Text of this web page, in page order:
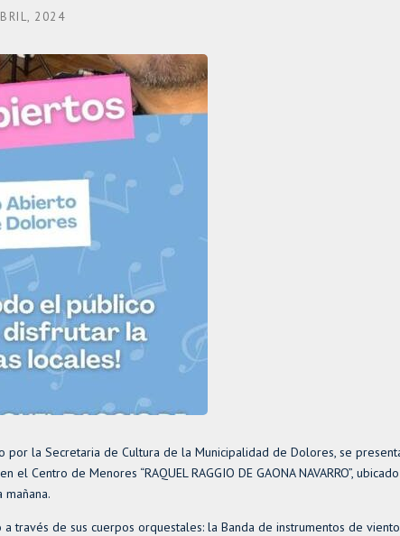
2024
por la Secretaria de Cultura de la Municipalidad de Dolores, se
Centro de Menores “RAQUEL RAGGIO DE GAONA NAVARRO”, ubicado
través de sus cuerpos orquestales: la Banda de instrumentos de